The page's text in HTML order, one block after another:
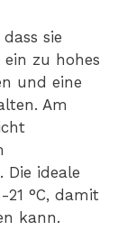
sie
zu hohes
und eine
Am
ideale
°C, damit
kann.